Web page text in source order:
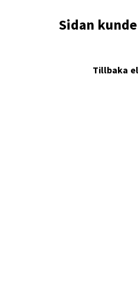
Sidan
Tillbaka